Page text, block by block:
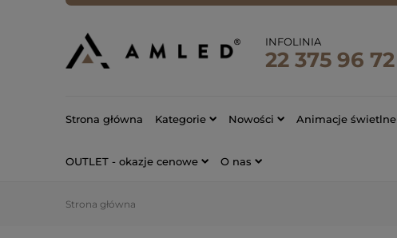
INFOLINIA
22 375 96 72
Strona główna Kategorie Nowości Animacje świetlne
OUTLET - okazje cenowe O nas
Strona główna